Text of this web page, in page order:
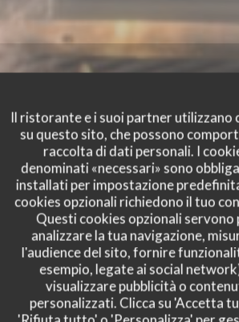
Il ristorante e i suoi partner utilizzano
su questo sito, che possono
raccolta di dati personali. I
denominati «necessari» sono
installati per impostazione
cookies opzionali richiedono il tuo
Questi cookies opzionali servono
analizzare la tua navigazione,
l'audience del sito, fornire
esempio, legate ai social
visualizzare pubblicità o
personalizzati. Clicca su 'Accetta
dei nostri clienti
- Ospiti 2
:5/5 Cucina:5/5 Qualità / Prezzo:5/5